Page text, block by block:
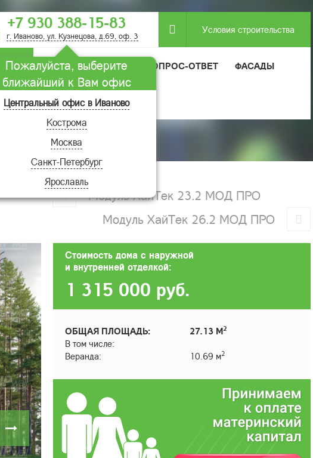
+7 930 388-15-83
г. Иваново, ул. Кузнецова, д.69, оф. 3
Пожалуйста, выберите
ближайший к Вам офис
Центральный офис в Иваново
Кострома
Москва
Санкт-Петербург
Ярославль
Условия строительства
МОДУЛЬНЫЕ ДОМА ВОПРОС-ОТВЕТ ФАСАДЫ
Модуль ХайТек 23.2 МОД ПРО
Модуль ХайТек 26.2 МОД ПРО
Стоимость дома с наружной
и внутренней отделкой:
1 315 000 руб.
ОБЩАЯ ПЛОЩАДЬ: 27.13 М2
В том числе:
Веранда:
10.69 м2